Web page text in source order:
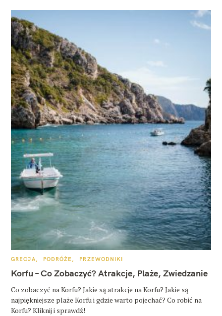
K
T
E
O
R
I
GRECJA PODRÓŻE PRZEWODNIKI
Korfu – Co Zobaczyć? Atrakcje, Plaże, Zwiedzanie
Co zobaczyć na Korfu? Jakie są atrakcje na Korfu? Jakie są
najpiękniejsze plaże Korfu i gdzie warto pojechać? Co robić na
Korfu? Kliknij i sprawdź!